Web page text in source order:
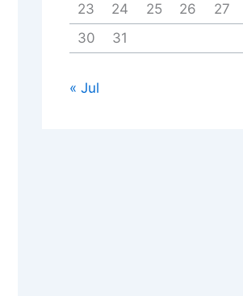
23
24 25 26 27
30
31
« Jul